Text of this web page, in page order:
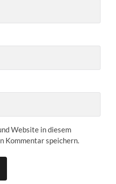
Website in diesem
Kommentar speichern.